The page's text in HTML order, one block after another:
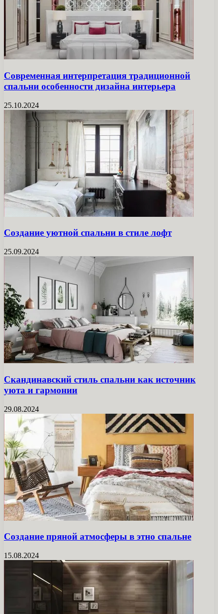
Современная интерпретация традиционной
спальни особенности дизайна интерьера
25.10.2024
Создание уютной спальни в стиле лофт
25.09.2024
Скандинавский стиль спальни как источник
уюта и гармонии
29.08.2024
Создание пряной атмосферы в этно спальне
15.08.2024